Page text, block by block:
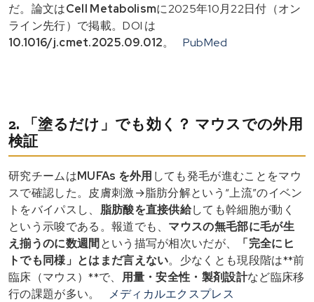
だ。論文はCell Metabolismに2025年10月22日付（オン
ライン先行）で掲載。DOI は
10.1016/j.cmet.2025.09.012。 PubMed
2. 「塗るだけ」でも効く？ マウスでの外用
検証
研究チームはMUFAs を外用 しても発毛が進むことをマウ
スで確認した。皮膚刺激→脂肪分解という“上流”のイベン
トをバイパスし、 脂肪酸を直接供給しても幹細胞が動く
という示唆である。報道でも、 マウスの無毛部に毛が生
え揃うのに数週間 という描写が相次いだが、
「完全にヒ
トでも同様」とはまだ言えない。少なくとも現段階は**前
臨床（マウス）**で、 用量・安全性・製剤設計など臨床移
行の課題が多い。
メディカルエクスプレス